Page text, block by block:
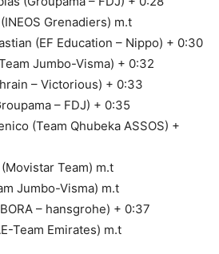
Grenadiers) m.t
(EF Education – Nippo) + 0:30
Jumbo-Visma) + 0:32
– Victorious) + 0:33
– FDJ) + 0:35
(Team Qhubeka ASSOS) +
(Movistar Team) m.t
Jumbo-Visma) m.t
– hansgrohe) + 0:37
Team Emirates) m.t